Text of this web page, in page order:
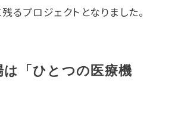
るプロジェクトとなりました。
は「ひとつの医療機